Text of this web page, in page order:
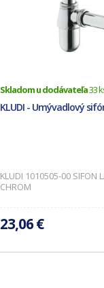
Skladom u dodávateľa33
KLUDI - Umývadlový
KLUDI 1010505-00 SIFON
CHROM
23,06 €